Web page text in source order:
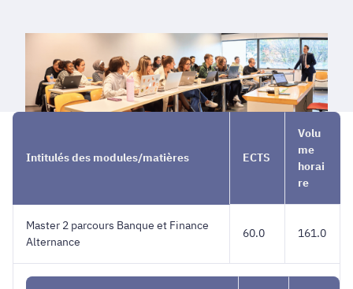
1 et 2
-
Valence
10
Intitulés des modules/matières ECTS
Volu
me
horai
re
Master 2 parcours Banque et Finance
Alternance
60.0 161.0